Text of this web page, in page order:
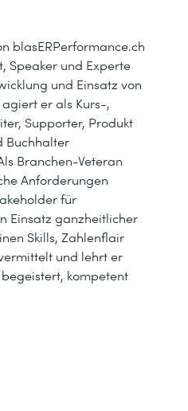
blasERPerformance.ch
Speaker und Experte
und Einsatz von
agiert er als Kurs-,
Supporter, Produkt
Buchhalter
Branchen-Veteran
Anforderungen
für
Einsatz ganzheitlicher
Skills, Zahlenflair
und lehrt er
kompetent